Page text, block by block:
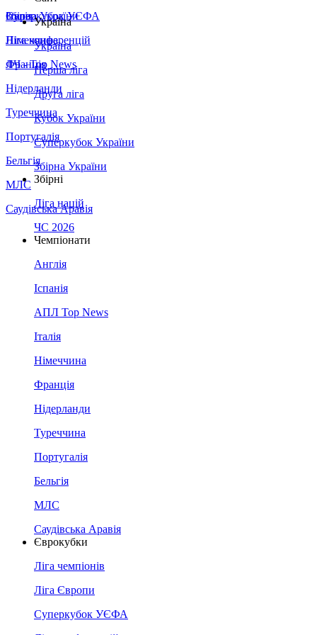
Збірна України
Італія
Німеччина
Франція
Нідерланди
Туреччина
Португалія
Бельгія
МЛС
Саудівська Аравія
Суперкубок УЄФА
Ліга конференцій
ЛЧ - Top News
Україна
Україна
Перша ліга
Друга ліга
Кубок України
Суперкубок України
Збірна України
Збірні
Ліга націй
ЧС 2026
Чемпіонати
Англія
Іспанія
АПЛ Top News
Італія
Німеччина
Франція
Нідерланди
Туреччина
Португалія
Бельгія
МЛС
Саудівська Аравія
Єврокубки
Ліга чемпіонів
Ліга Європи
Суперкубок УЄФА